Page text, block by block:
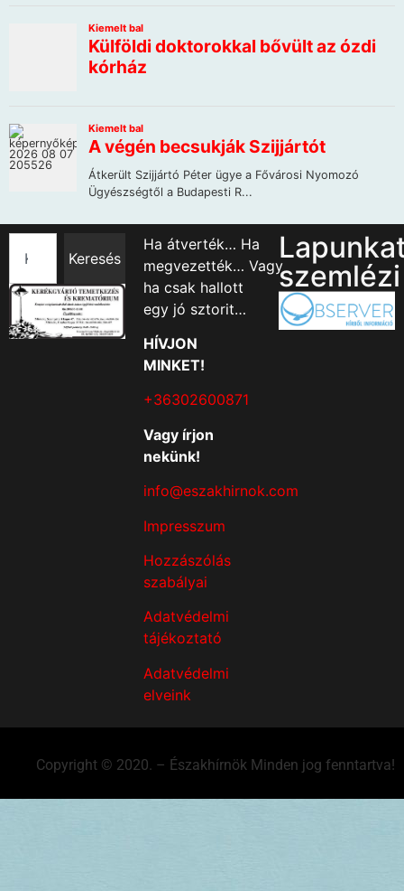
Keresés
Ha átverték… Ha
megvezették… Vagy
ha csak hallott
egy jó sztorit…
HÍVJON
MINKET!
+36302600871
Vagy írjon
nekünk!
info@eszakhirnok.com
Impresszum
Hozzászólás
szabályai
Adatvédelmi
tájékoztató
Adatvédelmi
elveink
szemlézi
Copyright © 2020. – Északhírnök Minden jog fenntartva!